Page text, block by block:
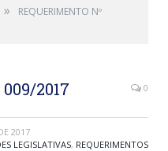
»
REQUERIMENTO Nº
2017 0
2017
LEGISLATIVAS, REQUERIMENTOS